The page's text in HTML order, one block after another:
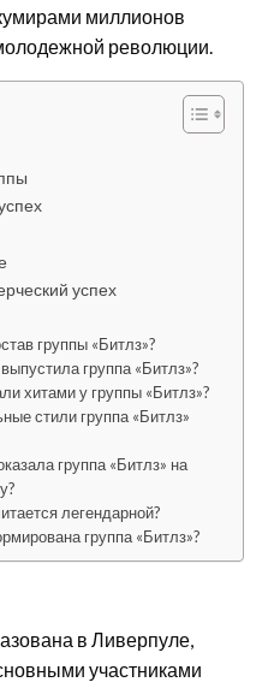
миллионов
революции.
успех
группы «Битлз»?
группа «Битлз»?
хитами у группы «Битлз»?
стили группа «Битлз»
группа «Битлз» на
легендарной?
группа «Битлз»?
в Ливерпуле,
участниками